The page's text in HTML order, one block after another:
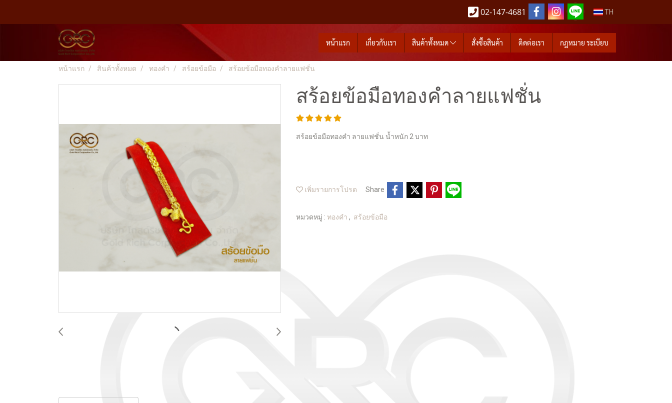
02-147-4681 TH
หน้าแรก เกี่ยวกับเรา สินค้าทั้งหมด สั่งซื้อสินค้า ติดต่อเรา กฎหมาย ระเบียบ
หน้าแรก สินค้าทั้งหมด ทองคำ สร้อยข้อมือ สร้อยข้อมือทองคำลายแฟชั่น
สร้อยข้อมือทองคำลายแฟชั่น
สร้อยข้อมือทองคำ ลายแฟชั่น น้ำหนัก 2 บาท
เพิ่มรายการโปรด Share
หมวดหมู่ : ทองคำ , สร้อยข้อมือ